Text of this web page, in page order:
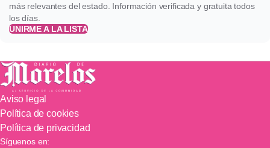
más relevantes del estado. Información verificada y gratuita todos
los días.
UNIRME A LA LISTA
Aviso legal
Política de cookies
Política de privacidad
Síguenos en: